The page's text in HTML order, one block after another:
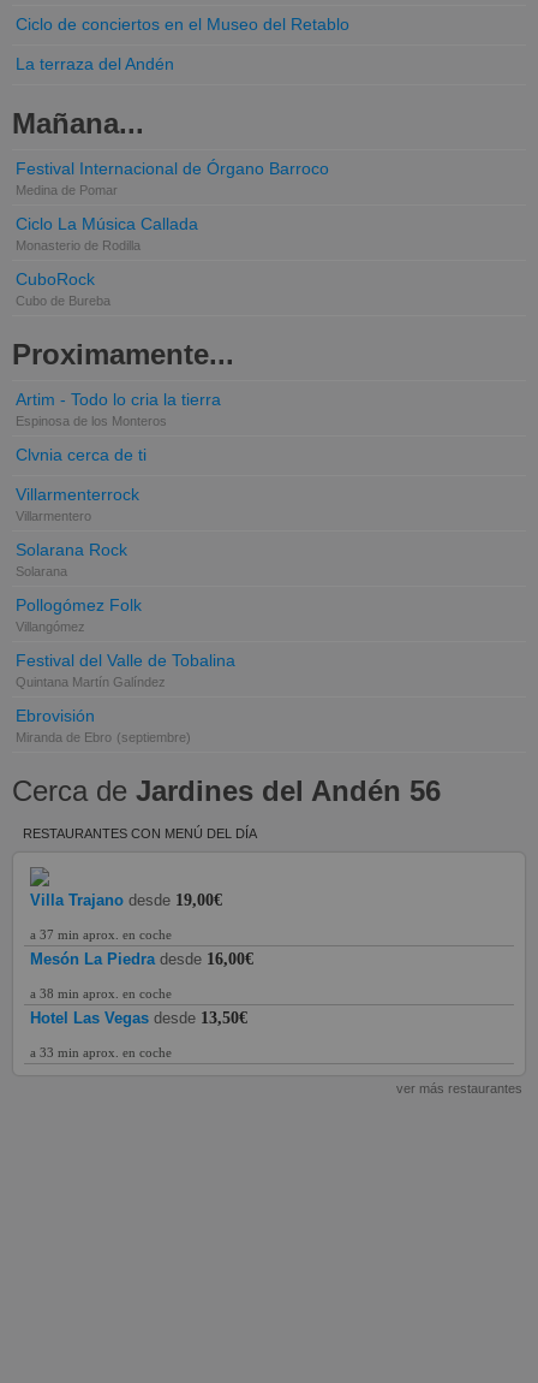
Ciclo de conciertos en el Museo del Retablo
La terraza del Andén
Mañana...
Festival Internacional de Órgano Barroco
Medina de Pomar
Ciclo La Música Callada
Monasterio de Rodilla
CuboRock
Cubo de Bureba
Proximamente...
Artim - Todo lo cria la tierra
Espinosa de los Monteros
Clvnia cerca de ti
Villarmenterrock
Villarmentero
Solarana Rock
Solarana
Pollogómez Folk
Villangómez
Festival del Valle de Tobalina
Quintana Martín Galíndez
Ebrovisión
Miranda de Ebro (septiembre)
Cerca de Jardines del Andén 56
RESTAURANTES CON MENÚ DEL DÍA
Villa Trajano desde 19,00€
a 37 min aprox. en coche
Mesón La Piedra desde 16,00€
a 38 min aprox. en coche
Hotel Las Vegas desde 13,50€
a 33 min aprox. en coche
ver más restaurantes